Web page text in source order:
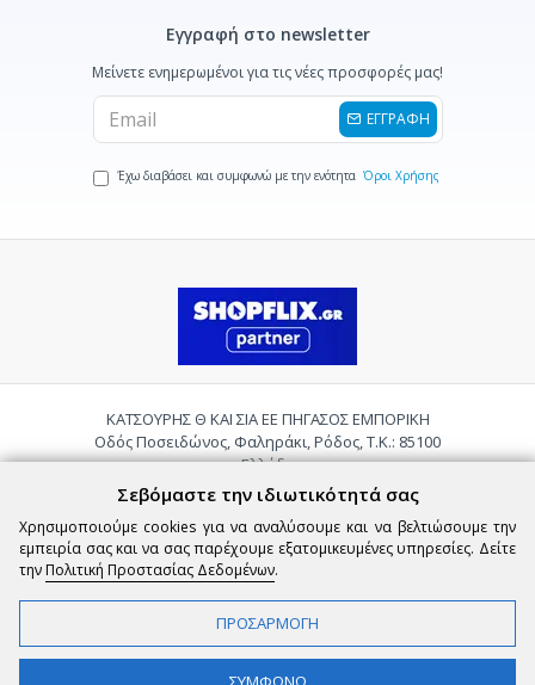
Εγγραφή στο newsletter
Μείνετε ενημερωμένοι για τις νέες προσφορές μας!
ΕΓΓΡΑΦΗ
Έχω διαβάσει και συμφωνώ με την ενότητα Όροι Χρήσης
ΚΑΤΣΟΥΡΗΣ Θ ΚΑΙ ΣΙΑ ΕΕ ΠΗΓΑΣΟΣ ΕΜΠΟΡΙΚΗ
Οδός Ποσειδώνος, Φαληράκι, Ρόδος, Τ.Κ.: 85100
Ελλάδα
Τηλ.:2241085059
Email:
pigasosemporiki@gmail.com
ΦΙΛΤΡΑ
Σεβόμαστε την ιδιωτικότητά σας
Χρησιμοποιούμε cookies για να αναλύσουμε και να βελτιώσουμε την
εμπειρία σας και να σας παρέχουμε εξατομικευμένες υπηρεσίες. Δείτε
την Πολιτική Προστασίας Δεδομένων.
ΠΡΟΣΑΡΜΟΓΗ